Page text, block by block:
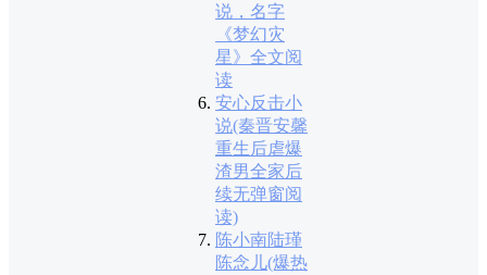
说，名字
《梦幻灾
星》全文阅
读
安心反击小
说(秦晋安馨
重生后虐爆
渣男全家后
续无弹窗阅
读)
陈小南陆瑾
陈念儿(爆热